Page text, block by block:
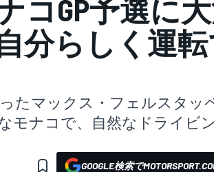
コGP予選に
分らしく運
ったマックス・フェルスタッ
モナコで、自然なドライビ
GOOGLE検索で